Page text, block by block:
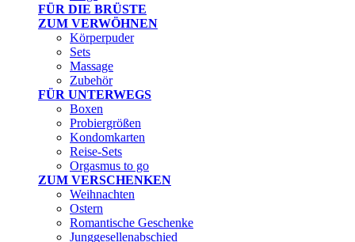
FÜR DIE BRÜSTE
ZUM VERWÖHNEN
Körperpuder
Sets
Massage
Zubehör
FÜR UNTERWEGS
Boxen
Probiergrößen
Kondomkarten
Reise-Sets
Orgasmus to go
ZUM VERSCHENKEN
Weihnachten
Ostern
Romantische Geschenke
Junggesellenabschied